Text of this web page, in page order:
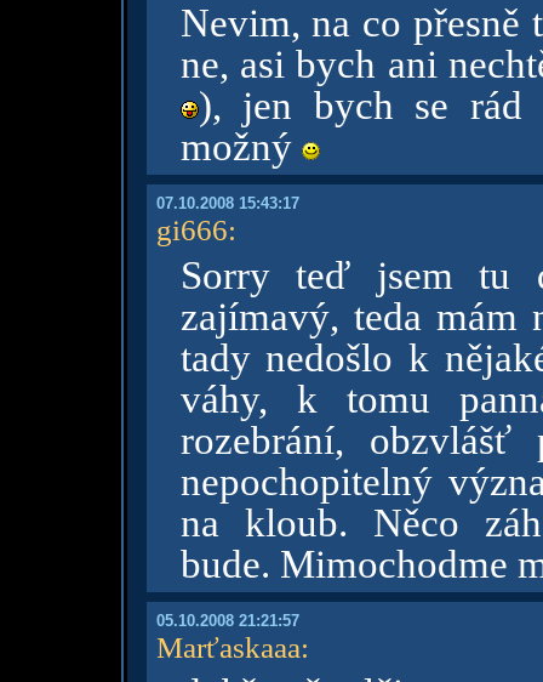
Nevim, na co přesně
ne, asi bych ani
), jen bych se rád
možný
07.10.2008 15:43:17
gi666:
Sorry teď jsem
zajímavý, teda
tady nedošlo k
váhy, k tomu
rozebrání,
nepochopitelný
na kloub. Něco
bude. Mimochodme
05.10.2008 21:21:57
Marťaskaaa: